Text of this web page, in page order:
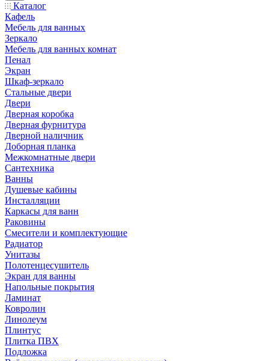
Каталог
Кафель
Мебель для ванных
Зеркало
Мебель для ванных комнат
Пенал
Экран
Шкаф-зеркало
Стальные двери
Двери
Дверная коробка
Дверная фурнитура
Дверной наличник
Доборная планка
Межкомнатные двери
Сантехника
Ванны
Душевые кабины
Инсталляции
Каркасы для ванн
Раковины
Смесители и комплектующие
Радиатор
Унитазы
Полотенцесушитель
Экран для ванны
Напольные покрытия
Ламинат
Ковролин
Линолеум
Плинтус
Плитка ПВХ
Подложка